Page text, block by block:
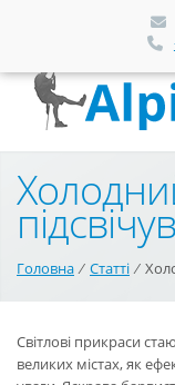
Головна⁄ Статті⁄
Світлові прикраси
великих містах, як